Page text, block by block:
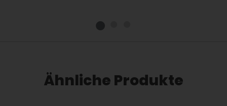
Ähnliche Produkte